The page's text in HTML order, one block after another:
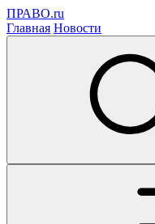
ПРАВО.ru
Главная Новости